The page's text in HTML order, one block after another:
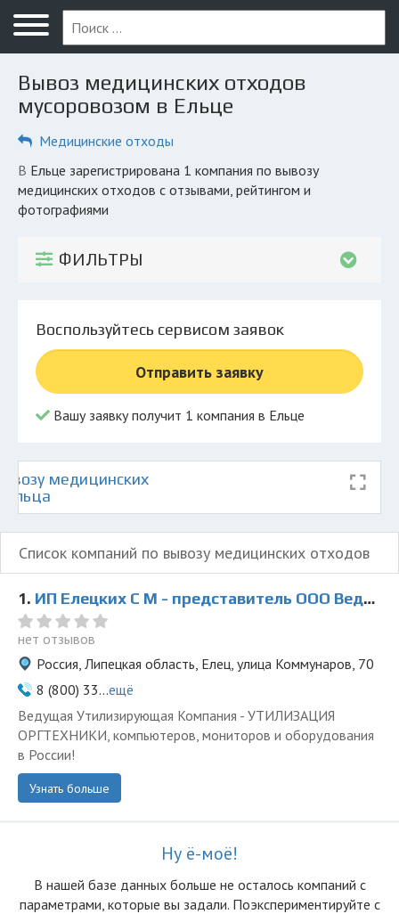
Меню
Главная
Вопрос юристу
Компании
КОМПАНИЯМ
© 2026 Все права защищены
Вывоз медицинских отходов
мусоровозом в Ельце
Медицинские отходы
в Ельце зарегистрирована 1 компания по вывозу
медицинских отходов с отзывами, рейтингом и
фотографиями
ФИЛЬТРЫ
Воспользуйтесь сервисом заявок
Отправить заявку
Вашу заявку получит 1 компания в Ельце
медицинских
Ельца
Список компаний по вывозу медицинских отходов
1. ИП Елецких С М - представитель ООО Ведущая Утилизирующая Компания
нет отзывов
Россия, Липецкая область, Елец, улица Коммунаров, 70
8 (800) 33...ещё
Ведущая Утилизирующая Компания - УТИЛИЗАЦИЯ
ОРГТЕХНИКИ, компьютеров, мониторов и оборудования
в России!
Узнать больше
Ну ё-моё!
В нашей базе данных больше не осталоcь компаний с
параметрами, которые вы задали. Поэкспериментируйте с